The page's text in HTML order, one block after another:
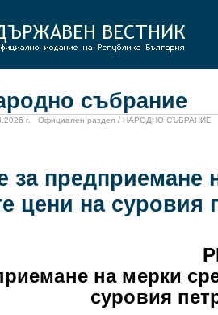
събрание
г. Официален раздел / НАРОДНО СЪБРАНИЕ
за предприемане
цени на суровия
на мерки
суровия